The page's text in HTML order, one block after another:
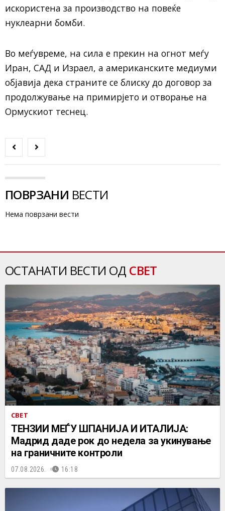
искористена за производство на повеќе
нуклеарни бомби.
Во меѓувреме, на сила е прекин на огнот меѓу
Иран, САД и Израел, а американските медиуми
објавија дека страните се блиску до договор за
продолжување на примирјето и отворање на
Ормускиот теснец.
ПОВРЗАНИ ВЕСТИ
Нема поврзани вести
ОСТАНАТИ ВЕСТИ ОД СВЕТ
СВЕТ
ТЕНЗИИ МЕЃУ ШПАНИЈА И ИТАЛИЈА:
Мадрид даде рок до недела за укинување
на граничните контроли
07.08.2026. 16:18